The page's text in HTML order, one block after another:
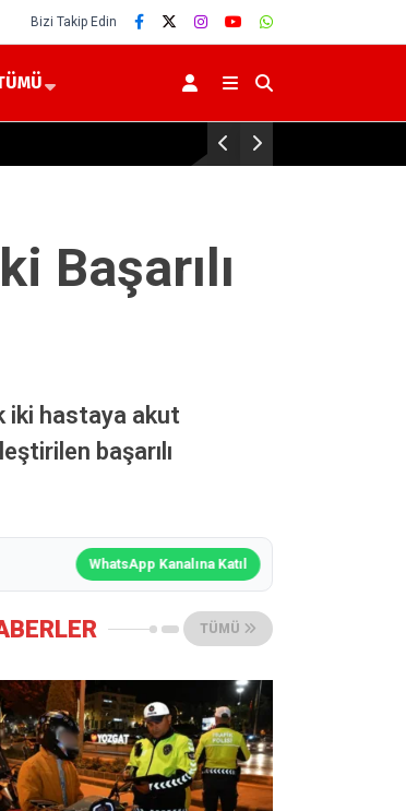
Bizi Takip Edin
Başarılı
iki hastaya akut
başarılı
WhatsApp Kanalına Katıl
TÜMÜ